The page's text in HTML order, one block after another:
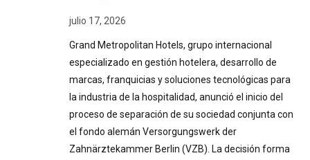
julio 17, 2026
Grand Metropolitan Hotels, grupo internacional
especializado en gestión hotelera, desarrollo de
marcas, franquicias y soluciones tecnológicas para
la industria de la hospitalidad, anunció el inicio del
proceso de separación de su sociedad conjunta con
el fondo alemán Versorgungswerk der
Zahnärztekammer Berlin (VZB). La decisión forma